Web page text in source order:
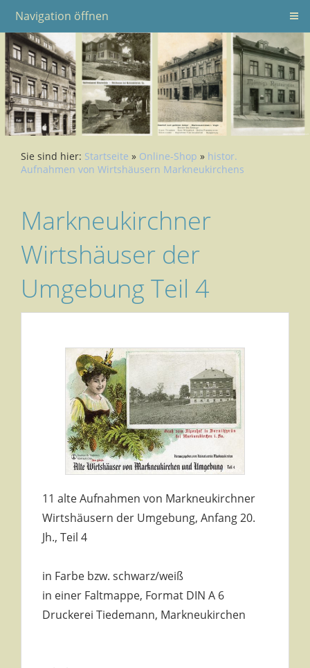
Navigation öffnen
Sie sind hier: Startseite » Online-Shop » histor.
Aufnahmen von Wirtshäusern Markneukirchens
Markneukirchner
Wirtshäuser der
Umgebung Teil 4
11 alte Aufnahmen von Markneukirchner
Wirtshäusern der Umgebung, Anfang 20.
Jh., Teil 4
in Farbe bzw. schwarz/weiß
in einer Faltmappe, Format DIN A 6
Druckerei Tiedemann, Markneukirchen